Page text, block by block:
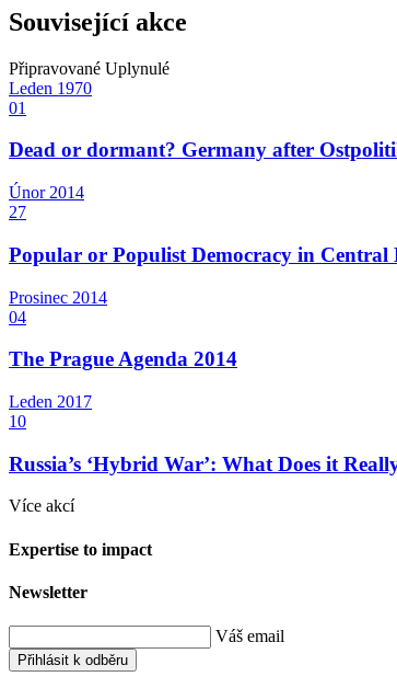
Související akce
Připravované Uplynulé
Leden 1970
01
Dead or dormant? Germany after
Únor 2014
27
Popular or Populist Democracy in Central
Prosinec 2014
04
The Prague Agenda 2014
Leden 2017
10
Russia’s ‘Hybrid War’: What Does it
Více akcí
Expertise to impact
Newsletter
Váš email
Přihlásit k odběru